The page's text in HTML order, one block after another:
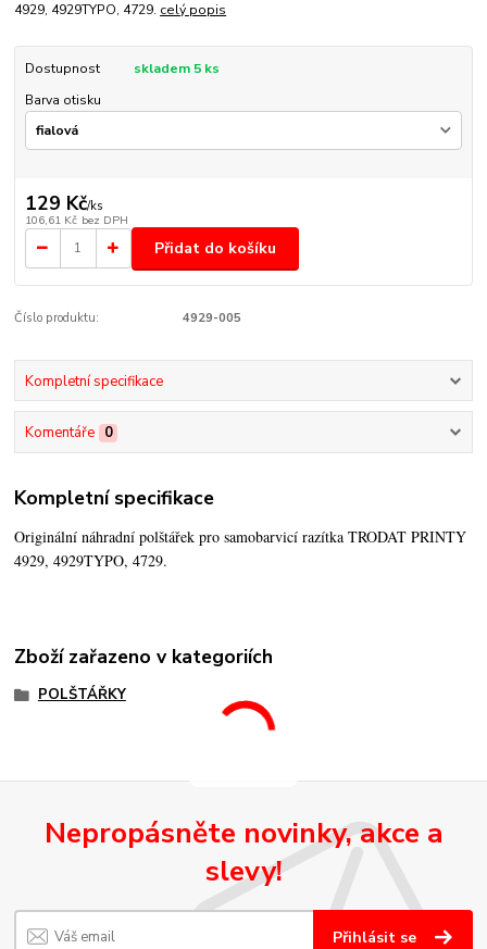
4929, 4929TYPO, 4729. celý popis
Dostupnost
skladem 5 ks
Barva otisku
129 Kč/ks
106,61 Kč bez DPH
Přidat do košíku
Číslo produktu: 4929-005
Kompletní specifikace
Komentáře 0
Kompletní specifikace
Originální náhradní polštářek pro samobarvicí razítka TRODAT PRINTY
4929, 4929TYPO, 4729.
Zboží zařazeno v kategoriích
POLŠTÁŘKY
Nepropásněte novinky, akce a
slevy!
Přihlásit se